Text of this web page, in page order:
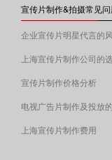
宣传片制作&拍摄常见问
上海宣传片制作公司的
宣传片制作价格分析
电视广告片制作及投放
上海宣传片制作费用